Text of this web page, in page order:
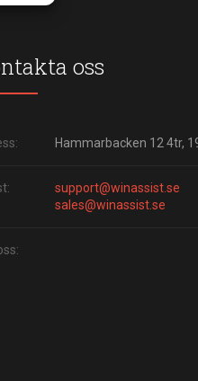
oss
Hammarbacken 12 4tr,
support@winassist.se
sales@winassist.se